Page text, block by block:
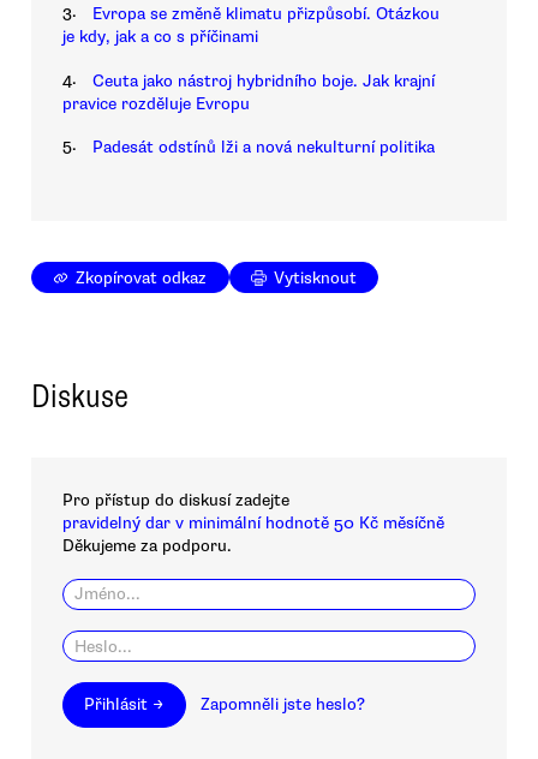
3.
Evropa se změně klimatu přizpůsobí. Otázkou
je kdy, jak a co s příčinami
4.
Ceuta jako nástroj hybridního boje. Jak krajní
pravice rozděluje Evropu
5. Padesát odstínů lži a nová nekulturní politika
Zkopírovat odkaz Vytisknout
Diskuse
Pro přístup do diskusí zadejte
pravidelný dar v minimální hodnotě 50 Kč měsíčně
Děkujeme za podporu.
Přihlásit → Zapomněli jste heslo?